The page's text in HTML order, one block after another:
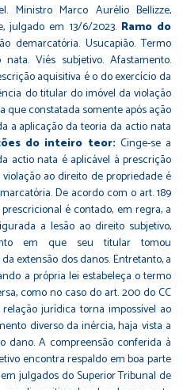
Ministro Marco Aurélio Bellizze,
julgado em 13/6/2023. Ramo do
demarcatória. Usucapião. Termo
Viés subjetivo. Afastamento.
aquisitiva é o do exercício da
do titular do imóvel da violação
que constatada somente após ação
a aplicação da teoria da actio nata
do inteiro teor:Cinge-se a
actio nata é aplicável à prescrição
ao direito de propriedade é
De acordo com o art. 189
é contado, em regra, a
a lesão ao direito subjetivo,
em que seu titular tomou
extensão dos danos. Entretanto, a
a própria lei estabeleça o termo
como no caso do art. 200 do CC
jurídica torna impossível ao
diverso da inércia, haja vista a
dano. A compreensão conferida à
encontra respaldo em boa parte
julgados do Superior Tribunal de